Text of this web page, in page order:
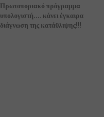
Πρωτοποριακό πρόγραμμα
υπολογιστή…. κάνει έγκαιρα
διάγνωση της κατάθλιψης!!!